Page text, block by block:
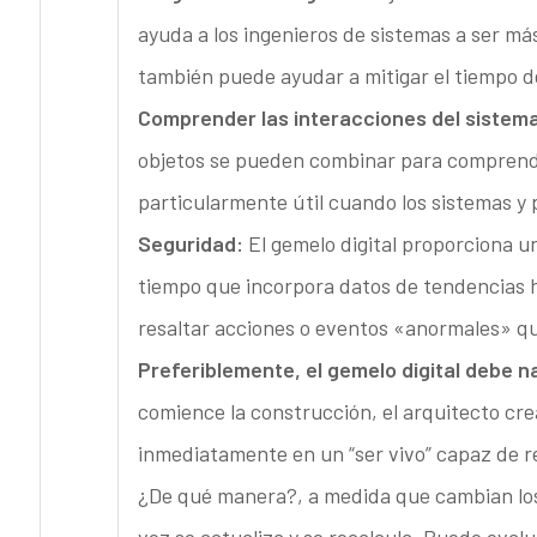
ayuda a los ingenieros de sistemas a ser
también puede ayudar a mitigar el tiempo
Comprender las interacciones del
objetos se pueden combinar para
particularmente útil cuando los sistemas
Seguridad: El gemelo digital proporciona
tiempo que incorpora datos de
resaltar acciones o eventos «anormales»
Preferiblemente, el gemelo digital debe
comience la construcción, el arquitecto
inmediatamente en un “ser vivo” capaz
¿De qué manera?, a medida que cambian